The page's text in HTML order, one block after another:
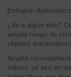
Enfoque:
¿Va a algún sitio?
amplio rango de
objetivo
Amplíe
vídeos, ya sea en